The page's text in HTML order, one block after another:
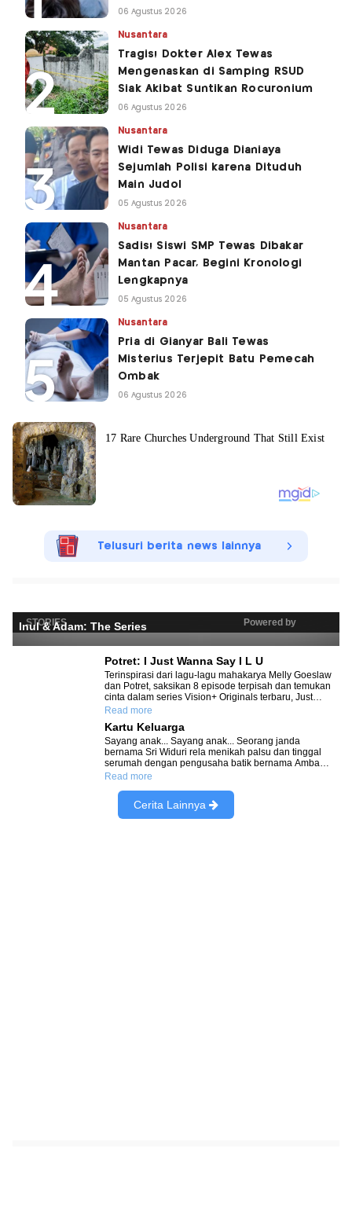
06 Agustus 2026
Nusantara
Tragis! Dokter Alex Tewas
Mengenaskan di Samping RSUD
Siak Akibat Suntikan Rocuronium
06 Agustus 2026
Nusantara
Widi Tewas Diduga Dianiaya
Sejumlah Polisi karena Dituduh
Main Judol
05 Agustus 2026
Nusantara
Sadis! Siswi SMP Tewas Dibakar
Mantan Pacar, Begini Kronologi
Lengkapnya
05 Agustus 2026
Nusantara
Pria di Gianyar Bali Tewas
Misterius Terjepit Batu Pemecah
Ombak
06 Agustus 2026
Telusuri berita news lainnya